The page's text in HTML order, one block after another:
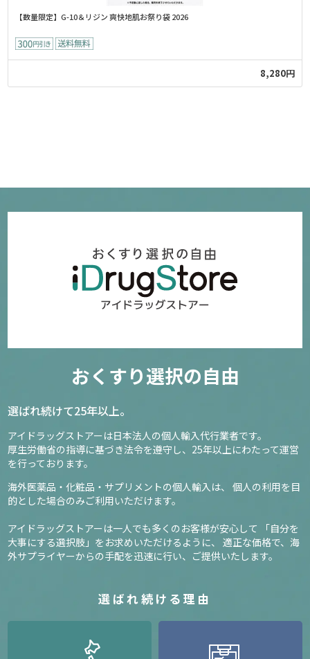
【数量限定】G-10＆リジン 爽快地肌お祭り袋 2026
8,280円
おくすり選択の自由
選ばれ続けて25年以上。
アイドラッグストアーは日本法人の個人輸入代行業者です。
厚生労働省の指導に基づき法令を遵守し、 25年以上にわたって運営
を行っております。
海外医薬品・化粧品・サプリメントの個人輸入は、
個人の利用を目
的とした場合のみご利用いただけます。
アイドラッグストアーは一人でも多くのお客様が安心して
「自分を
大事にする選択肢」をお求めいただけるように、
適正な価格で、海
外サプライヤーからの手配を迅速に行い、ご提供いたします。
選ばれ続ける理由